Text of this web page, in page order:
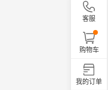
客服
购物车
我的订单